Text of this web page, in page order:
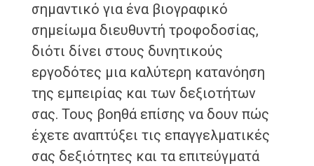
σημαντικό για ένα βιογραφικό
σημείωμα διευθυντή τροφοδοσίας,
διότι δίνει στους δυνητικούς
εργοδότες μια καλύτερη κατανόηση
της εμπειρίας και των δεξιοτήτων
σας. Τους βοηθά επίσης να δουν πώς
έχετε αναπτύξει τις επαγγελματικές
σας δεξιότητες και τα επιτεύγματά